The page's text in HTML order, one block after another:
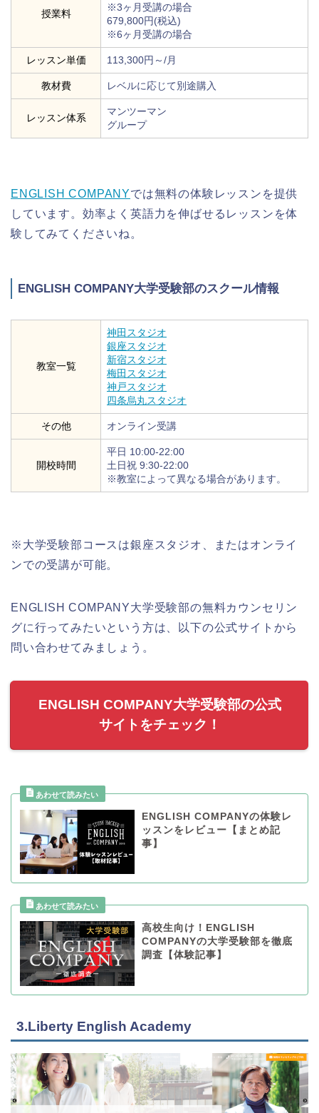
授業料
※3ヶ月受講の場合
679,800円(税込)
※6ヶ月受講の場合
レッスン単価 113,300円～/月
教材費 レベルに応じて別途購入
レッスン体系
マンツーマン
グループ
ENGLISH COMPANYでは無料の体験レッスンを提供
しています。効率よく英語力を伸ばせるレッスンを体
験してみてくださいね。
ENGLISH COMPANY大学受験部のスクール情報
教室一覧
神田スタジオ
銀座スタジオ
新宿スタジオ
梅田スタジオ
神戸スタジオ
四条烏丸スタジオ
その他 オンライン受講
開校時間
平日 10:00-22:00
土日祝 9:30-22:00
※教室によって異なる場合があります。
※大学受験部コースは銀座スタジオ、またはオンライ
ンでの受講が可能。
ENGLISH COMPANY大学受験部の無料カウンセリン
グに行ってみたいという方は、以下の公式サイトから
問い合わせてみましょう。
ENGLISH COMPANY大学受験部の公式
サイトをチェック！
ENGLISH COMPANYの体験レ
ッスンをレビュー【まとめ記
事】
高校生向け！ENGLISH
COMPANYの大学受験部を徹底
調査【体験記事】
3.Liberty English Academy